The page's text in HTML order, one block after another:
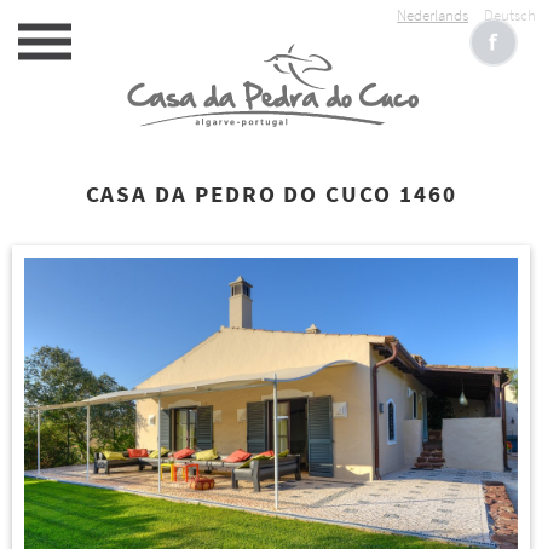
Nederlands Deutsch
HOME
ACCOMMODATIE
RESERVEREN
FOTOALBUM
CASA DA PEDRO DO CUCO 1460